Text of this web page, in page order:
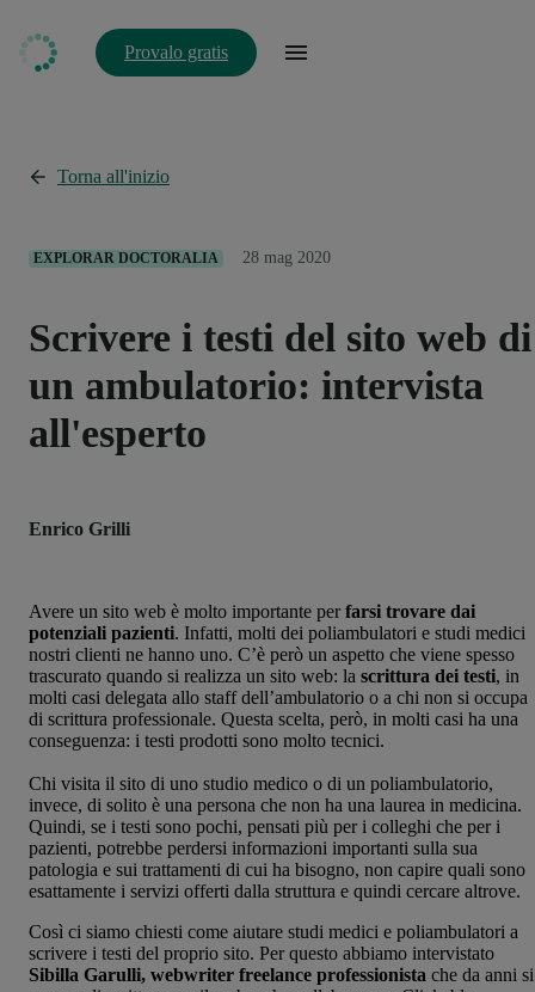
Provalo gratis
Torna all'inizio
EXPLORAR DOCTORALIA 28 mag 2020
Scrivere i testi del sito web di
un ambulatorio: intervista
all'esperto
Enrico Grilli
Avere un sito web è molto importante perfarsi trovare dai
potenziali pazienti. Infatti, molti dei poliambulatori e studi medici
nostri clienti ne hanno uno. C’è però un aspetto che viene spesso
trascurato quando si realizza un sito web: la scrittura dei testi, in
molti casi delegata allo staff dell’ambulatorio o a chi non si occupa
di scrittura professionale. Questa scelta, però, in molti casi ha una
conseguenza: i testi prodotti sono molto tecnici.
Chi visita il sito di uno studio medico o di un poliambulatorio,
invece, di solito è una persona che non ha una laurea in medicina.
Quindi, se i testi sono pochi, pensati più per i colleghi che per i
pazienti, potrebbe perdersi informazioni importanti sulla sua
patologia e sui trattamenti di cui ha bisogno, non capire quali sono
esattamente i servizi offerti dalla struttura e quindi cercare altrove.
Così ci siamo chiesti come aiutare studi medici e poliambulatori a
scrivere i testi del proprio sito. Per questo abbiamo intervistato
Sibilla Garulli, webwriter freelance professionista che da anni si